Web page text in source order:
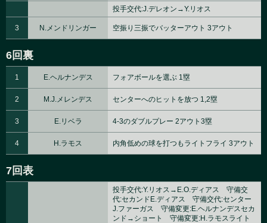
投手交代:J.デレオン→Y.リオス
3 N.メンドリンガー 空振り三振でバッターアウト 3アウト
6回裏
1 E.ヘルナンデス フォアボールを選ぶ 1塁
2 M.J.メレンデス センターへのヒットを放つ 1,2塁
3 E.リベラ 4-3のダブルプレー 2アウト3塁
4 H.ラモス 内角低めの球を打つもライトフライ 3アウト
7回表
投手交代:Y.リオス→E.O.ディアス 守備交
代:セカンドE.ディアス 守備交代:センター
J.ファーガス 守備変更:E.ヘルナンデスセカ
ンド→ショート 守備変更:H.ラモスライト